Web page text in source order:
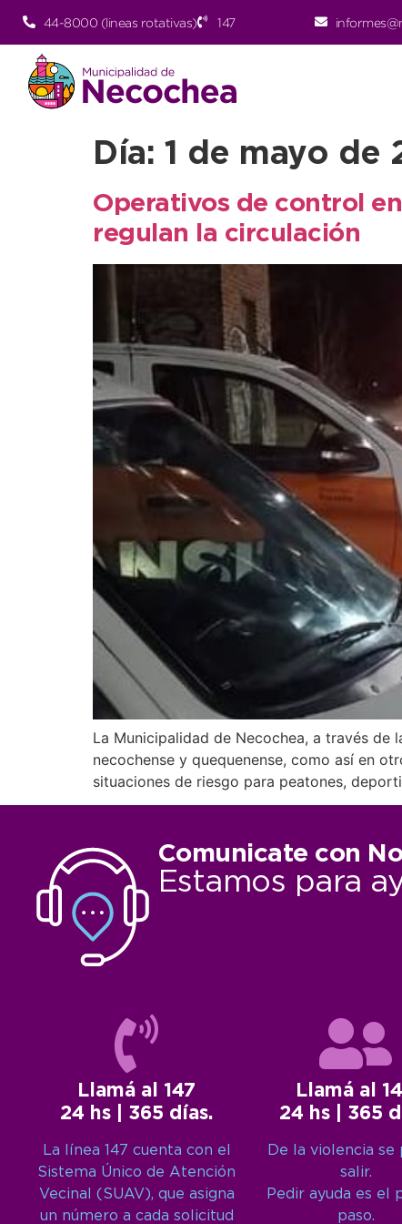
44-8000 (lineas rotativas) 147
Día: 1 de mayo de
Operativos de control
regulan la circulación
La Municipalidad de Necochea, a través
necochense y quequenense, como así en
situaciones de riesgo para peatones,
Comunicate con
Estamos para
Llamá al 147
24 hs | 365 días.
La línea 147 cuenta con el
Sistema Único de Atención
Vecinal (SUAV), que asigna
un número a cada solicitud
Llamá al
24 hs | 365
De la violencia se
salir.
Pedir ayuda es el
paso.